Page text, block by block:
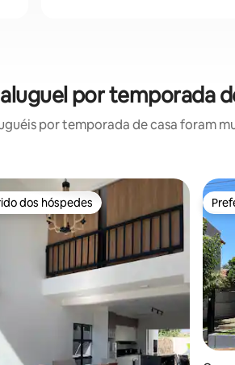
por temporada
por temporada de casa foram
dos hóspedes
dos hóspedes